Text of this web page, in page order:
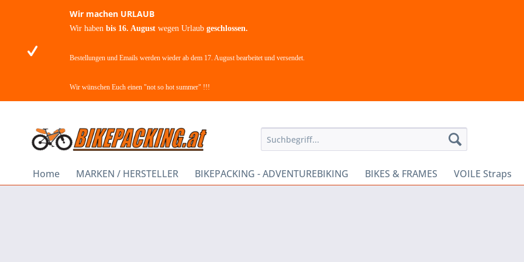
Wir machen URLAUB
Wir habenbis 16. Augustwegen Urlaubgeschlossen.
Bestellungen und Emails werden wieder ab dem 17. August bearbeitet und versendet.
Wir wünschen Euch einen "not so hot summer" !!!
Home MARKEN / HERSTELLER BIKEPACKING - ADVENTUREBIKING BIKES & FRAMES VOILE Straps